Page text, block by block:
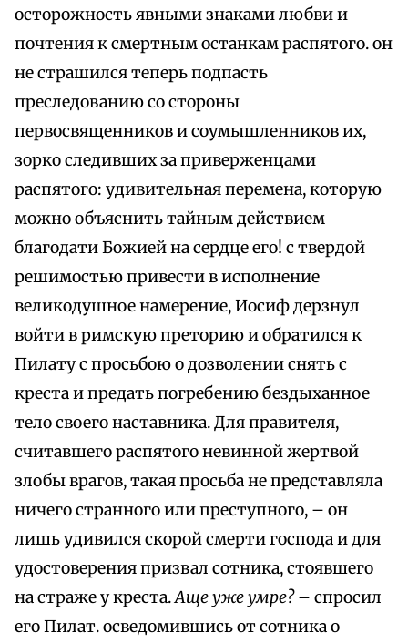
осторожность явными знаками любви и
почтения к смертным останкам распятого. он
не страшился теперь подпасть
преследованию со стороны
первосвященников и соумышленников их,
зорко следивших за приверженцами
распятого: удивительная перемена, которую
можно объяснить тайным действием
благодати Божией на сердце его! с твердой
решимостью привести в исполнение
великодушное намерение, Иосиф дерзнул
войти в римскую преторию и обратился к
Пилату с просьбою о дозволении снять с
креста и предать погребению бездыханное
тело своего наставника. Для правителя,
считавшего распятого невинной жертвой
злобы врагов, такая просьба не представляла
ничего странного или преступного, – он
лишь удивился скорой смерти господа и для
удостоверения призвал сотника, стоявшего
на страже у креста.Аще уже умре?– спросил
его Пилат. осведомившись от сотника о